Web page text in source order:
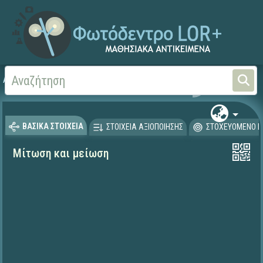
Αρχική Φυσικές Επιστήμες -
ΒΑΣΙΚΑ ΣΤΟΙΧΕΙΑ ΣΤΟΙΧΕΙΑ ΑΞΙΟΠΟΙΗΣΗΣ ΣΤΟΧΕΥΟΜΕΝΟ
Μίτωση και μείωση